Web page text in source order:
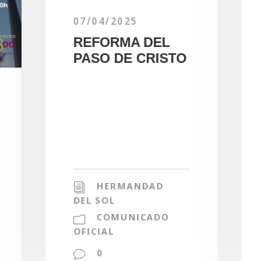
07/04/2025
REFORMA DEL
PASO DE CRISTO
HERMANDAD
DEL SOL
COMUNICADO
OFICIAL
0